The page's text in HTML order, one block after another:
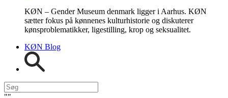
KØN – Gender Museum denmark ligger i Aarhus. KØN
sætter fokus på kønnenes kulturhistorie og diskuterer
kønsproblematikker, ligestilling, krop og seksualitet.
KØN Blog